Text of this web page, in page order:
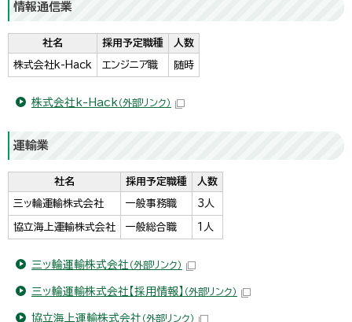
情報通信業
社名 採用予定職種 人数
株式会社k-Hack エンジニア職 随時
株式会社k-Hack （外部リンク）
運輸業
社名 採用予定職種 人数
三ッ輪運輸株式会社 一般事務職 3人
協立海上運輸株式会社 一般総合職 1人
三ッ輪運輸株式会社 （外部リンク）
三ッ輪運輸株式会社【採用情報】 （外部リンク）
協立海上運輸株式会社 （外部リンク）